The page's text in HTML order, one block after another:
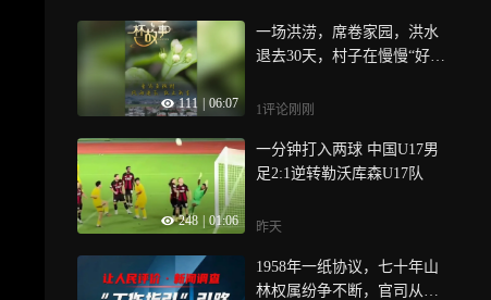
111 06:07
一场洪涝，席卷家园，洪水
退去30天，村子在慢慢“好起
1评论刚刚
248 01:06
一分钟打入两球 中国U17男
足2:1逆转勒沃库森U17队
昨天
1958年一纸协议，七十年山
林权属纷争不断，官司从基